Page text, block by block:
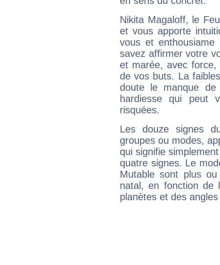
Nikita Magaloff, le
et vous apporte
vous et
savez affirmer votre
et marée, avec
de vos buts. La
doute le manque
hardiesse qui peut
risquées.
Les douze signes
groupes ou modes,
qui signifie
quatre signes. Le
Mutable sont plus
natal, en fonction de
planètes et des